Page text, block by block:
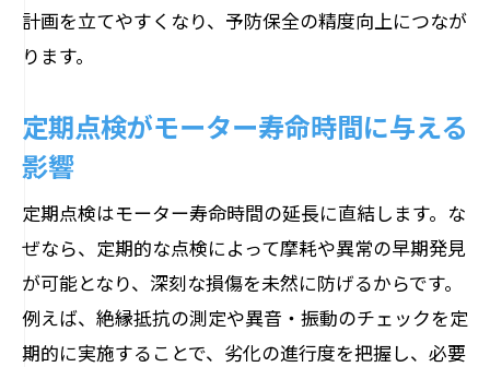
計画を立てやすくなり、予防保全の精度向上につなが
ります。
定期点検がモーター寿命時間に与える
影響
定期点検はモーター寿命時間の延長に直結します。な
ぜなら、定期的な点検によって摩耗や異常の早期発見
が可能となり、深刻な損傷を未然に防げるからです。
例えば、絶縁抵抗の測定や異音・振動のチェックを定
期的に実施することで、劣化の進行度を把握し、必要